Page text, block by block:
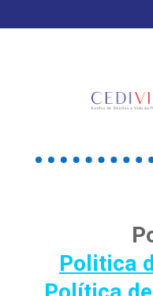
Politica